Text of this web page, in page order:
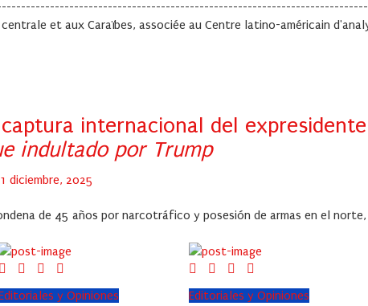
et aux Caraïbes, associée au Centre latino-américain
internacional del
indultado por Trump
diciembre, 2025
de 45 años por narcotráfico y posesión de armas en el
y Opiniones Editoriales y Opiniones